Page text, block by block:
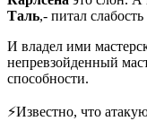
Таль,- питал
И владел ими
непревзойденный
способности.
⚡Известно, что